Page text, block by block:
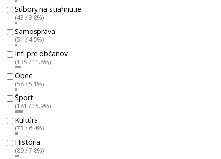
Súbory na stiahnutie
(43 / 3.8%)
Samospráva
(51 / 4.5%)
Inf. pre občanov
(135 / 11.8%)
Obec
(58 / 5.1%)
Šport
(181 / 15.9%)
Kultúra
(73 / 6.4%)
História
(89 / 7.8%)